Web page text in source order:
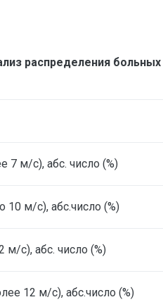
распределения
7 м/с), абс. число (%)
10 м/с), абс.число (%)
с), абс. число (%)
12 м/с), абс.число (%)